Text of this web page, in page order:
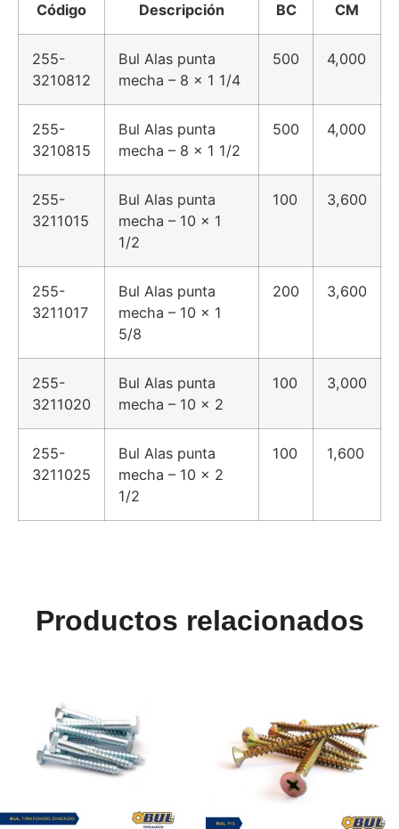
Código Descripción BC CM
255-
3210812
Bul Alas punta
mecha – 8 x 1 1/4
500 4,000
255-
3210815
Bul Alas punta
mecha – 8 x 1 1/2
500 4,000
255-
3211015
Bul Alas punta
mecha – 10 x 1
1/2
100 3,600
255-
3211017
Bul Alas punta
mecha – 10 x 1
5/8
200 3,600
255-
3211020
Bul Alas punta
mecha – 10 x 2
100 3,000
255-
3211025
Bul Alas punta
mecha – 10 x 2
1/2
100 1,600
Productos relacionados